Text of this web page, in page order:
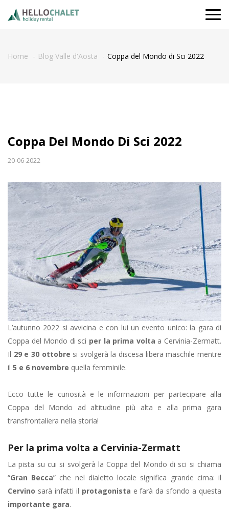
Home Blog Valle d'Aosta Coppa del Mondo di Sci 2022
Coppa Del Mondo Di Sci 2022
20-06-2022
L’autunno 2022 si avvicina e con lui un evento unico: la gara di
Coppa del Mondo di sci per la prima volta a Cervinia-Zermatt.
Il 29 e 30 ottobre si svolgerà la discesa libera maschile mentre
il 5 e 6 novembre quella femminile.
Ecco tutte le curiosità e le informazioni per partecipare alla
Coppa del Mondo ad altitudine più alta e alla prima gara
transfrontaliera nella storia!
Per la prima volta a Cervinia-Zermatt
La pista su cui si svolgerà la Coppa del Mondo di sci si chiama
“Gran Becca” che nel dialetto locale significa grande cima: il
Cervino sarà infatti il protagonista e farà da sfondo a questa
importante gara.